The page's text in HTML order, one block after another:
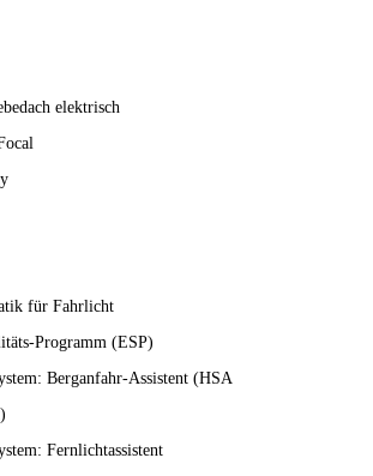
elektrisch
für Fahrlicht
Programm (ESP)
Berganfahr-Assistent (HSA
Fernlichtassistent